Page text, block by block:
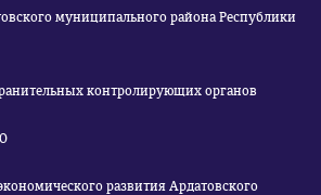
муниципального района Республики
контролирующих органов
развития Ардатовского